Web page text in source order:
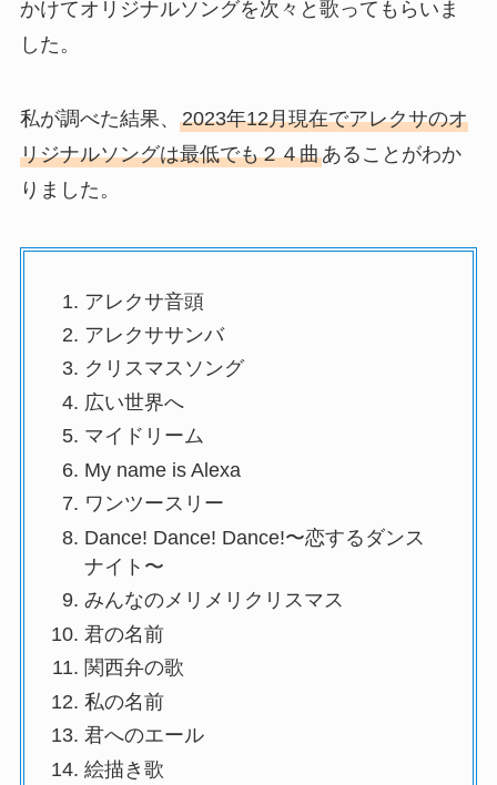
かけてオリジナルソングを次々と歌ってもらいま
した。
私が調べた結果、 2023年12月現在でアレクサのオ
リジナルソングは最低でも２４曲あることがわか
りました。
アレクサ音頭
アレクササンバ
クリスマスソング
広い世界へ
マイドリーム
My name is Alexa
ワンツースリー
Dance! Dance! Dance!〜恋するダンス
ナイト〜
みんなのメリメリクリスマス
君の名前
関西弁の歌
私の名前
君へのエール
絵描き歌